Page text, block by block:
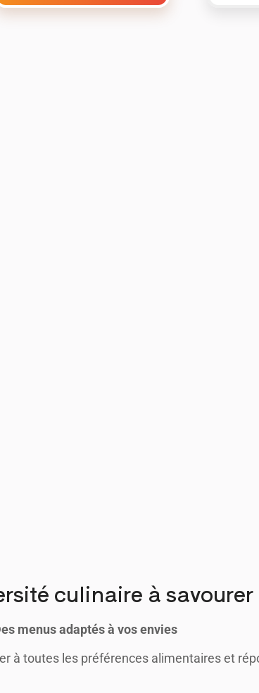
culinaire à savourer
menus adaptés à vos envies
à toutes les préférences alimentaires et